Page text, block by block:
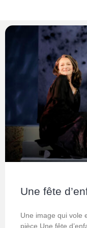
Une fête
Une image qui vole
pièce Une fête